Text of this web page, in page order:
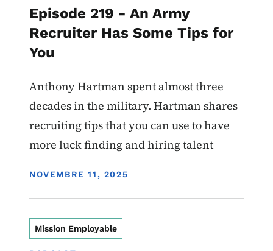
Episode 219 - An Army
Recruiter Has Some Tips for
You
Anthony Hartman spent almost three
decades in the military. Hartman shares
recruiting tips that you can use to have
more luck finding and hiring talent
DISPLAY DATE
NOVEMBRE 11, 2025
Mission Employable